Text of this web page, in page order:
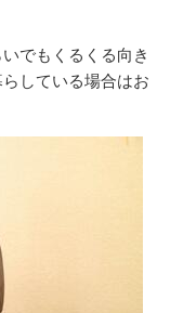
でもくるくる向き
している場合はお